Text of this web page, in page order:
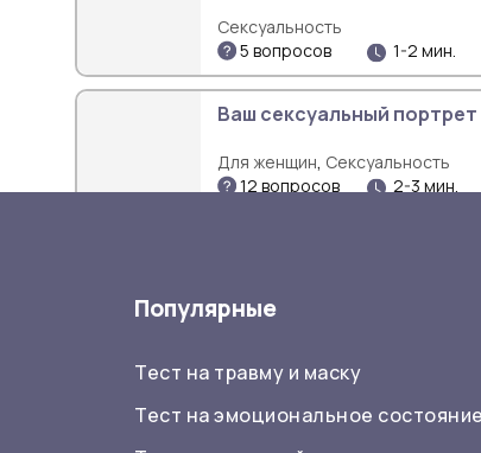
Сексуальность
5 вопросов
1-2 мин.
Ваш сексуальный портрет
Для женщин, Сексуальность
12 вопросов
2-3 мин.
10 вопросов
Популярные
Тест на травму и маску
Тест на эмоциональное состояние